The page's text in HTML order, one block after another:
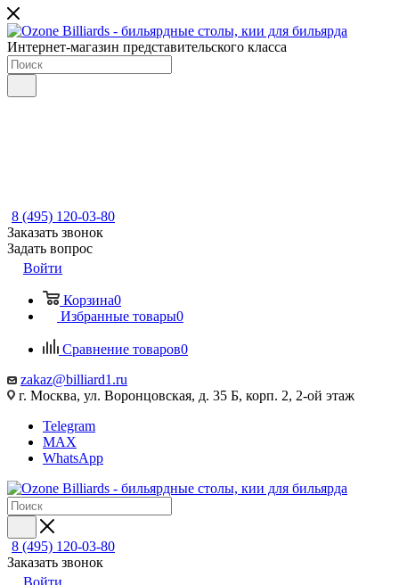
Интернет-магазин представительского класса
8 (495) 120-03-80
Заказать звонок
Задать вопрос
Войти
Корзина0
Избранные товары0
Сравнение товаров0
zakaz@billiard1.ru
г. Москва, ул. Воронцовская, д. 35 Б, корп. 2, 2-ой этаж
Telegram
MAX
WhatsApp
8 (495) 120-03-80
Заказать звонок
Войти